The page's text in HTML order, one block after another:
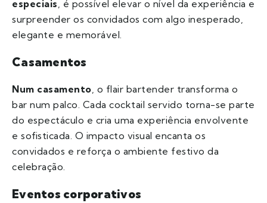
especiais, é possível elevar o nível da experiência e
surpreender os convidados com algo inesperado,
elegante e memorável.
Casamentos
Num casamento, o flair bartender transforma o
bar num palco. Cada cocktail servido torna-se parte
do espectáculo e cria uma experiência envolvente
e sofisticada. O impacto visual encanta os
convidados e reforça o ambiente festivo da
celebração.
Eventos corporativos